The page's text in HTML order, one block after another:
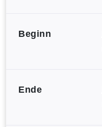
Beginn
Ende